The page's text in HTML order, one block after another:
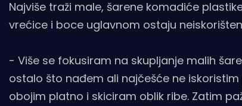
Najviše traži male, šarene komadiće
vrećice i boce uglavnom ostaju
- Više se fokusiram na skupljanje malih
ostalo što nađem ali najčešće ne
obojim platno i skiciram oblik ribe. Zatim